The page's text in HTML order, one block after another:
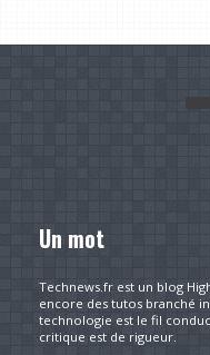
Un mot
Technews.fr est un blog
encore des tutos branché
technologie est le fil
critique est de rigueur.